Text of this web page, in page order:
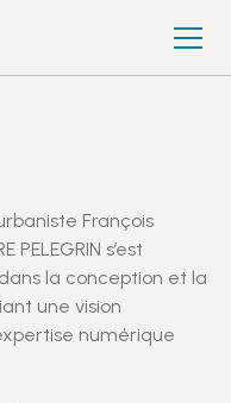
François
PELEGRIN s’est
la conception et la
une vision
numérique